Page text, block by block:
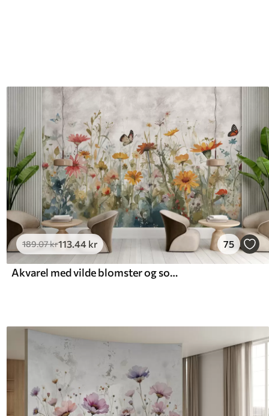
189.07kr113.44 kr 75
Akvarel med vilde blomster og sommerfugle